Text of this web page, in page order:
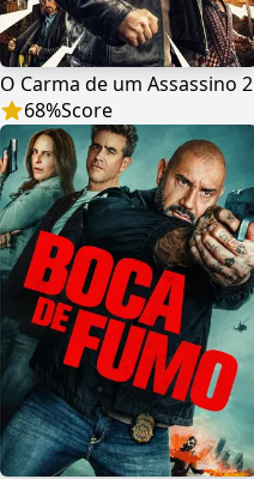
O Carma de um Assassino 2
68%Score